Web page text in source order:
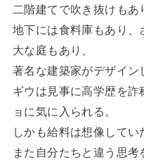
二階建てで吹き抜けもあ
地下には食料庫もあり
大な庭もあり、
著名な建築家がデザイン
ギウは見事に高学歴を
ョに気に入られる。
しかも給料は想像してい
また自分たちと違う思